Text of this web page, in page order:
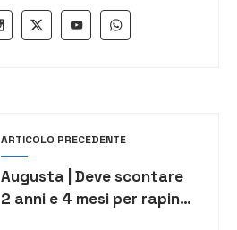
ARTICOLO PRECEDENTE
Augusta | Deve scontare
2 anni e 4 mesi per rapina